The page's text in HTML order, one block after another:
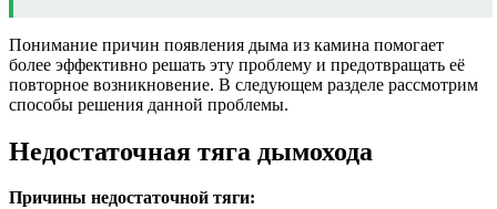
Понимание причин появления дыма из камина помогает
более эффективно решать эту проблему и предотвращать её
повторное возникновение. В следующем разделе рассмотрим
способы решения данной проблемы.
Недостаточная тяга дымохода
Причины недостаточной тяги: